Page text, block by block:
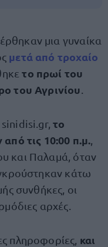
μια γυναίκα
μετά από τροχαίο
το πρωί του
του Αγρινίου
sinidisi.gr,το
από τις 10:00 π.μ.
και Παλαμά, όταν
κάτω
συνθήκες, οι
αρχές.
πληροφορίες, και